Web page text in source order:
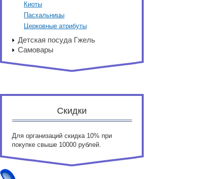
Киоты
Пасхальницы
Церковные атрибуты
Детская посуда Гжель
Самовары
Скидки
Для организаций скидка 10% при
покупке свыше 10000 рублей.